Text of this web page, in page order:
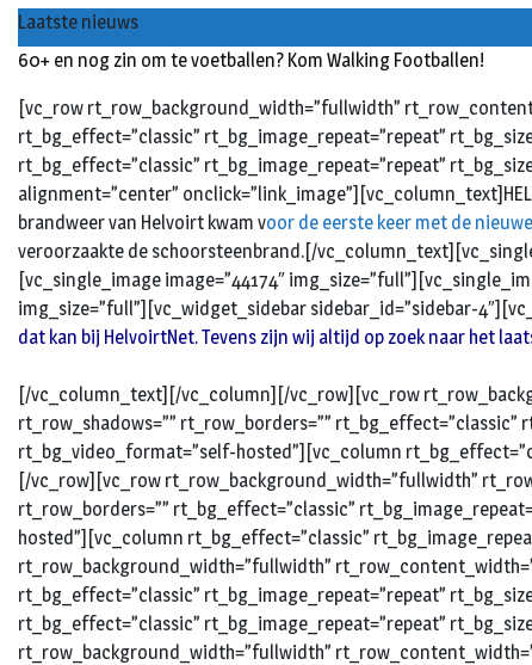
Laatste nieuws
60+ en nog zin om te voetballen? Kom Walking Footballen!
[vc_row rt_row_background_width=”fullwidth”
rt_bg_effect=”classic” rt_bg_image_repeat=”repeat”
rt_bg_effect=”classic” rt_bg_image_repeat=”repeat”
alignment=”center”
brandweer van Helvoirt kwam voor de eerste keer met de
veroorzaakte de schoorsteenbrand.[/
[vc_single_image image=”44174″
img_size=”full”][vc_widget_sidebar sidebar_id=”sidebar-
dat kan bij HelvoirtNet. Tevens zijn wij altijd op zoek naar het
[/vc_column_text][/vc_column][/vc_row][vc_row
rt_row_shadows=”” rt_row_borders=””
rt_bg_video_format=”self-hosted”][vc_column
[/vc_row][vc_row rt_row_background_width=”fullwidth”
rt_row_borders=”” rt_bg_effect=”classic”
hosted”][vc_column rt_bg_effect=”classic”
rt_row_background_width=”fullwidth”
rt_bg_effect=”classic” rt_bg_image_repeat=”repeat”
rt_bg_effect=”classic” rt_bg_image_repeat=”repeat”
rt_row_background_width=”fullwidth”